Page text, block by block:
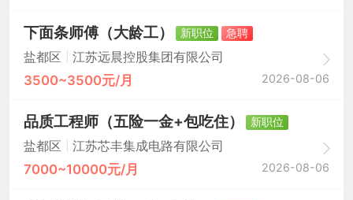
下面条师傅（大龄工） 新职位
急聘
盐都区
江苏远晨控股集团有限公司
3500~3500元/月 2026-08-06
品质工程师（五险一金+包吃住）
新职位
盐都区
江苏芯丰集成电路有限公司
7000~10000元/月 2026-08-06